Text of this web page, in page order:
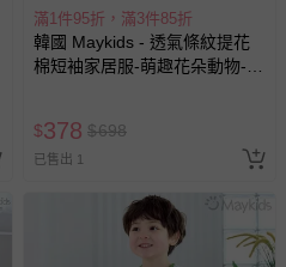
滿1件95折，滿3件85折
韓國 Maykids - 透氣條紋提花
棉短袖家居服-萌趣花朵動物-米
$378 $698
已售出 1